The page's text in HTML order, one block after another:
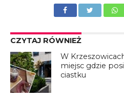
CZYTAJ RÓWNIEŻ
W
miejsc gdzie
ciastku